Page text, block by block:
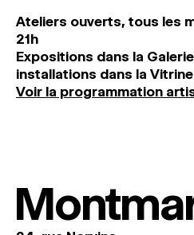
Ateliers ouverts, tous les
21h
Expositions dans la
installations dans la Vitrine
Voir la programmation